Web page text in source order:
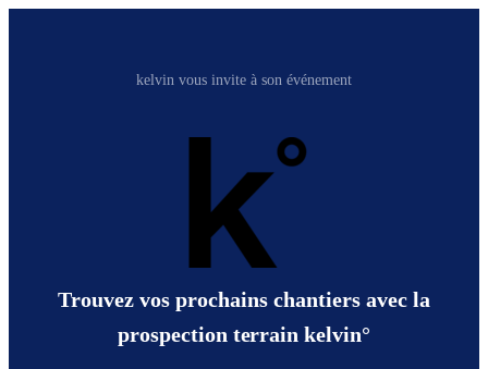
kelvin vous invite à son événement
Trouvez vos prochains chantiers avec la
prospection terrain kelvin°